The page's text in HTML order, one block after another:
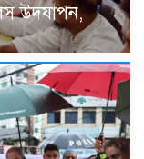
উদযাপন,